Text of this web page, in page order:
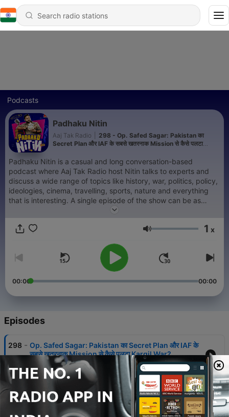
Podcasts
Padhaku Nitin
Aaj Tak Radio
298 - Op. Safed Sagar: Pakistan का
Secret Plan और IAF के सबसे खतरनाक Mission से कैसे पलटा
Padhaku Nitin is a casual and long conversation-based
podcast where Aaj Tak Radio host Nitin talks to experts and
discuss a wide range of topics like history, war, politics, policy,
ideologies, cinema, travelling, sports, nature and everything
that is interesting. A single episode of the show can be as
enriching as reading four books. As we say in the
Nitin mein.
कब कोई हक़ीक़त से मिथक बन जाता है? क्यों कोई कहानी सदियाँ पार करके हमारे
सिरहाने आ बैठती है? कुछ नाम तो इंसानों की कलेक्टिव मेमोरी का हमेशा के लिए हिस्सा
बन जाते हैं लेकिन पूरी की पूरी सभ्यता चुपचाप कैसे मिट जाती है?
तो सवाल पैदा करते हैं और सवालों के बारे में आइंस्टीन ने कहा था- The important
किसी टॉपिक का रेशा रेशा खुलने तक हम सवाल पूछने से थकते नहीं.
Volume 1 x
00:00 00:00
Episodes
298 - Op. Safed Sagar: Pakistan का Secret Plan और IAF के
सबसे खतरनाक Mission से कैसे पलटा Kargil War?
06 Aug 2026
297
Padhaku Nitin में लगी SK Sir की Class: RJ से Aspirants
तक, TVF और Anurag Kashyap के मज़ेदार किस्से
30 Jul 2026